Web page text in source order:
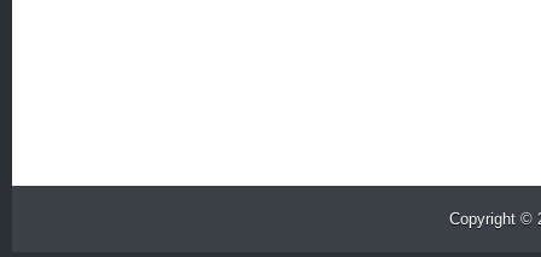
Copyright ©